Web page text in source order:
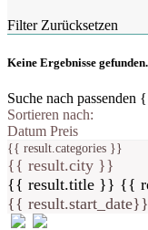
Filter Zurücksetzen
Keine Ergebnisse gefunden.
Suche nach
Sortieren nach:
Datum Preis
{{ result.categories }}
{{ result.city }}
{{ result.title }} {{
{{